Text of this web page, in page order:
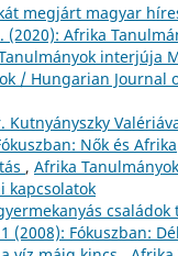
megjárt magyar
(2020): Afrika
interjúja
/ Hungarian Journal
Kutnyányszky
Nők és Afrika
, Afrika
kapcsolatok
családok
(2008): Fókuszban: